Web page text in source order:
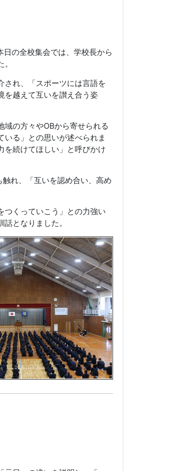
の全校集会では、学校長から
れ、「スポーツには言語を
を越えて互いを讃え合う姿
域の方々やOBから寄せられる
る」との思いが述べられま
を続けてほしい」と呼びかけ
触れ、「互いを認め合い、高め
くっていこう」との力強い
となりました。